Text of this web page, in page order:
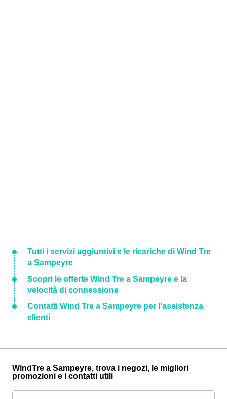
Tutti i servizi aggiuntivi e le ricariche di Wind Tre
a Sampeyre
Scopri le offerte Wind Tre a Sampeyre e la
velocità di connessione
Contatti Wind Tre a Sampeyre per l'assistenza
clienti
WindTre a Sampeyre, trova i negozi, le migliori
promozioni e i contatti utili